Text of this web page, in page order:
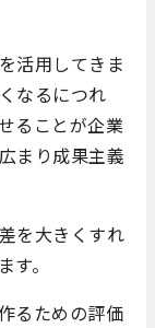
活用してきま
なるにつれ
ることが企業
まり成果主義
を大きくすれ
。
るための評価